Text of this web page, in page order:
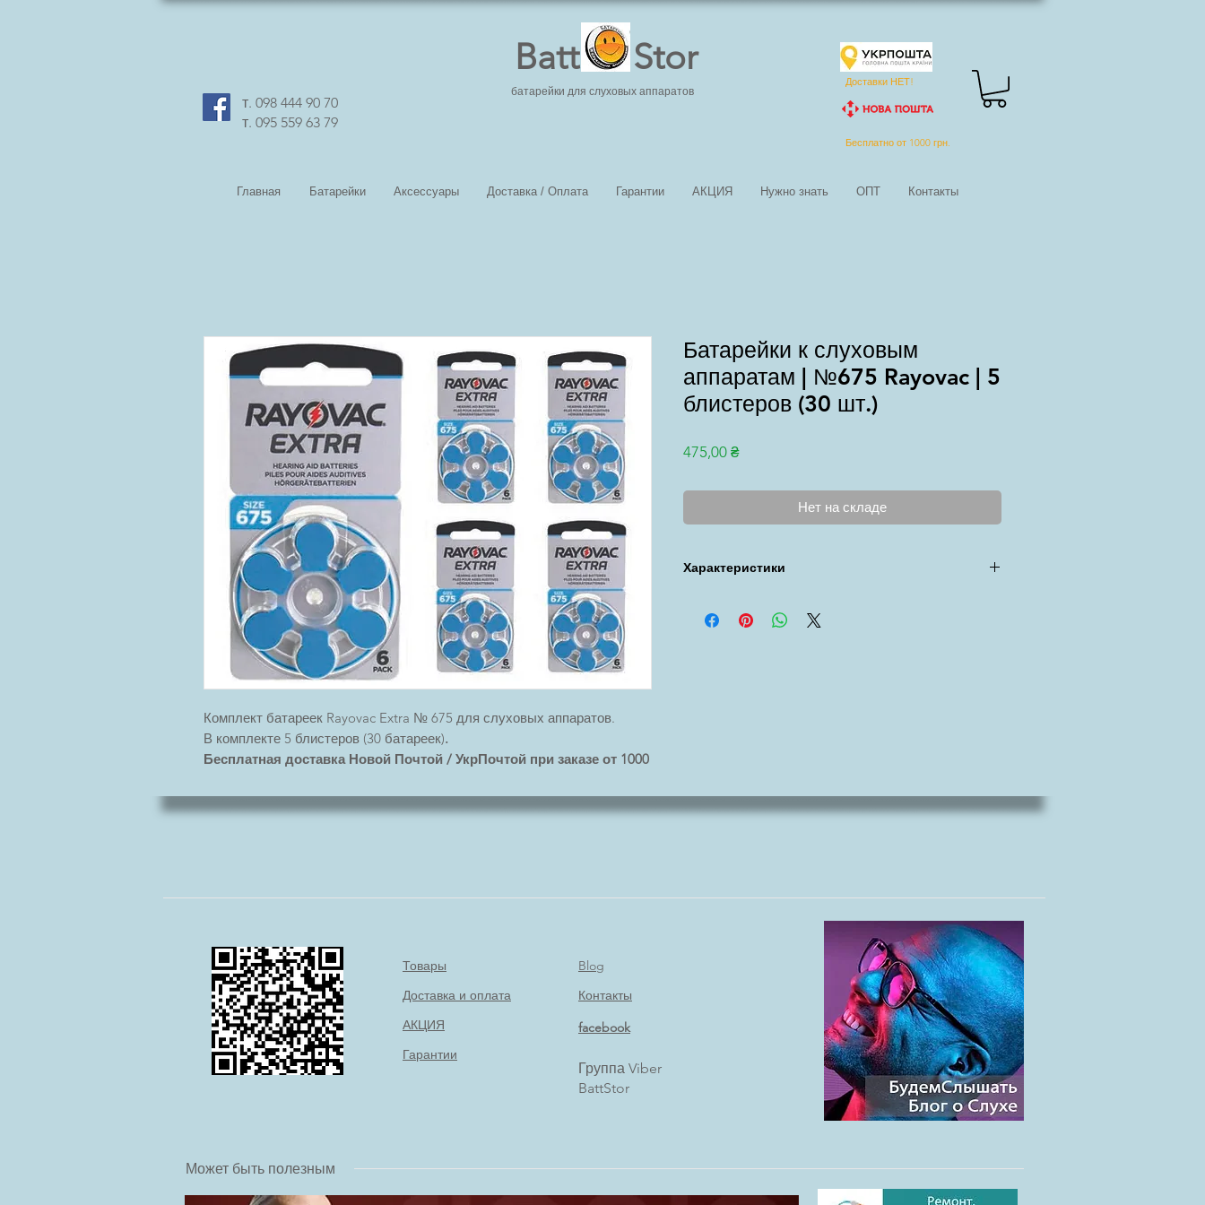
т. 098 444 90 70
т. 095 559 63 79
Batt Stor
батарейки для слуховых аппаратов
Доставки НЕТ!
Бесплатно от 1000 грн.
Главная Батарейки Аксессуары Доставка / Оплата Гарантии АКЦИЯ Нужно знать ОПТ Контакты
Комплект батареек Rayovac Extra № 675 для слуховых аппаратов.
В комплекте 5 блистеров (30 батареек).
Бесплатная доставка Новой Почтой / УкрПочтой при заказе от 1000
Батарейки к слуховым
аппаратам | №675 Rayovac | 5
блистеров (30 шт.)
475,00 ₴Цена
Нет на складе
Характеристики
Срок годности: 3 года
Товары
Доставка и оплата
АКЦИЯ
Гарантии
Blog
Контакты
facebook
Группа Viber
BattStor
Может быть полезным